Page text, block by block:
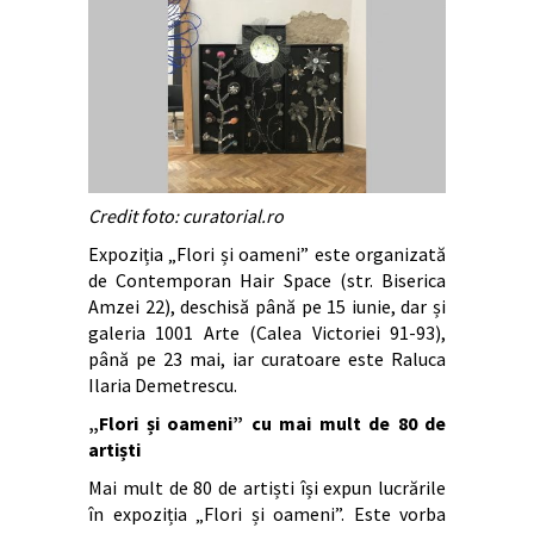
Credit foto: curatorial.ro
Expoziția „Flori și oameni” este organizată
de Contemporan Hair Space (str. Biserica
Amzei 22), deschisă până pe 15 iunie, dar și
galeria 1001 Arte (Calea Victoriei 91-93),
până pe 23 mai, iar curatoare este Raluca
Ilaria Demetrescu.
„Flori și oameni” cu mai mult de 80 de
artiști
Mai mult de 80 de artiști își expun lucrările
în expoziția „Flori și oameni”. Este vorba